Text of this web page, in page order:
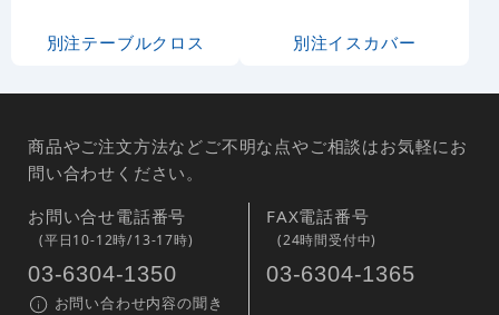
別注テーブルクロス 別注イスカバー
商品やご注文方法などご不明な点やご相談はお気軽にお
問い合わせください。
お問い合せ電話番号
(平日10-12時/13-17時)
03-6304-1350
お問い合わせ内容の聞き
FAX電話番号
(24時間受付中)
03-6304-1365